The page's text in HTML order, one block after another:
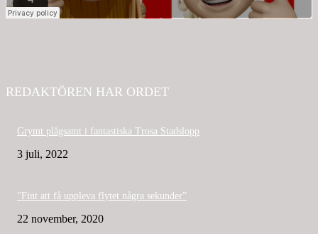
REDAKTÖREN HAR ORDET
Grymt plågsamt i fantastiska Trosa Stadslopp
3 juli, 2022
”Fint att få uppleva flytet några sekunder”
22 november, 2020